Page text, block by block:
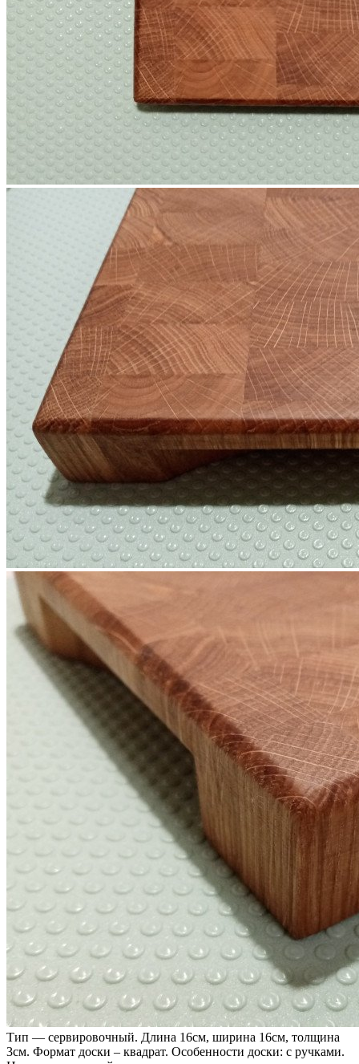
Тип — сервировочный. Длина 16см, ширина 16см, толщина
3см. Формат доски – квадрат. Особенности доски: с ручками.